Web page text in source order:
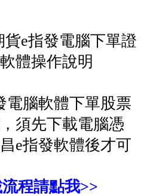
e指發電腦下單證
體操作說明
電腦軟體下單股票
須先下載電腦憑
e指發軟體後才可
程請點我>>